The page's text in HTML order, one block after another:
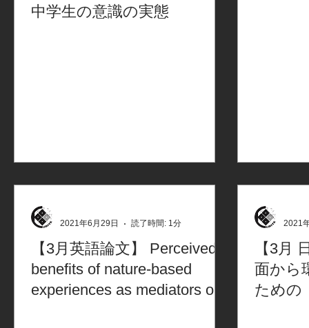
中学生の意識の実態
【3月英語論文】 Perceived
benefits of nature-based
experiences as mediators of
2021年6月29日 読了時間: 1分
【3月
面から
ための
2021